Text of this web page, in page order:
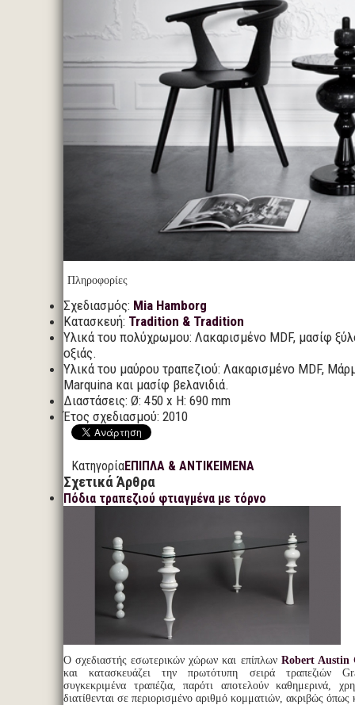
Πληροφορίες
Σχεδιασμός: Mia Hamborg
Κατασκευή: Tradition & Tradition
Υλικά του πολύχρωμου: Λακαρισμένο MDF, μασίφ
οξιάς.
Υλικά του μαύρου τραπεζιού: Λακαρισμένο MDF,
Marquina και μασίφ βελανιδιά.
Διαστάσεις: Ø: 450 x H: 690 mm
Έτος σχεδιασμού: 2010
ΚατηγορίαΕΠΙΠΛΑ & ΑΝΤΙΚΕΙΜΕΝΑ
Σχετικά Άρθρα
Πόδια τραπεζιού φτιαγμένα με τόρνο
O σχεδιαστής εσωτερικών χώρων και επίπλων Robert Austin
και κατασκευάζει την πρωτότυπη σειρά τραπεζιών
συγκεκριμένα τραπέζια, παρότι αποτελούν καθημερινά,
διατίθενται σε περιορισμένο αριθμό κομματιών, ακριβώς όπως